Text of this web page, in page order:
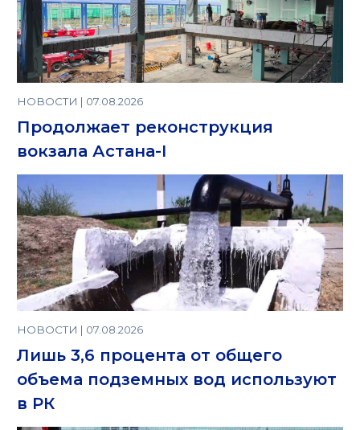
НОВОСТИ | 07.08.2026
Продолжает реконструкция
вокзала Астана-I
НОВОСТИ | 07.08.2026
Лишь 3,6 процента от общего
объема подземных вод используют
в РК